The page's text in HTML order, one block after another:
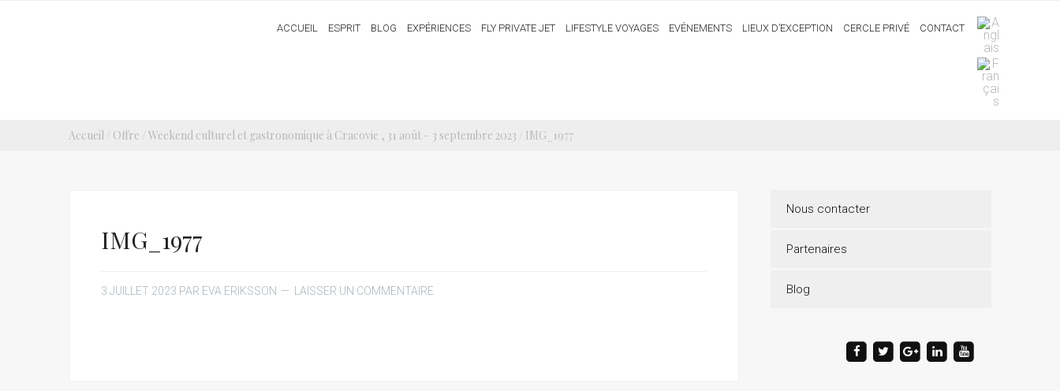
ACCUEIL ESPRIT BLOG EXPÉRIENCES FLY PRIVATE JET LIFESTYLE VOYAGES EVÉNEMENTS LIEUX D’EXCEPTION CERCLE PRIVÉ CONTACT
Accueil / Offre /Weekend culturel et gastronomique à Cracovie , 31 août – 3 septembre 2023 / IMG_1977
IMG_1977
3 JUILLET 2023 PAR EVA ERIKSSON LAISSER UN COMMENTAIRE
Nous contacter
Partenaires
Blog